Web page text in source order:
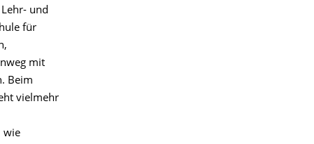
Lehr- und
für
mit
Beim
vielmehr
wie